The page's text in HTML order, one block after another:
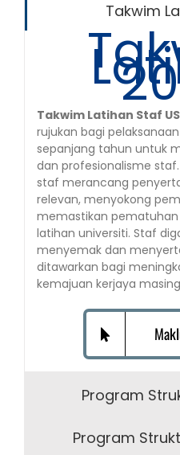
Takwim
Takwim Latihan Staf
rujukan bagi
sepanjang tahun untuk
dan profesionalisme
staf merancang
relevan, menyokong
memastikan pematuhan
latihan universiti. Staf
menyemak dan
ditawarkan bagi
kemajuan kerjaya
Program
Program